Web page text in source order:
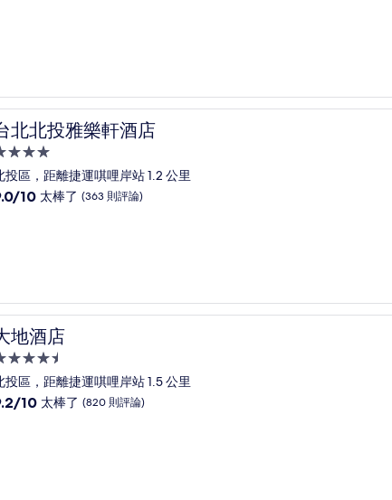
哦，
)
北北投雅樂軒酒店
北北投雅樂軒酒店
投區，距離捷運唭哩岸站 1.2 公里
了，
)
10 太棒了 (363 則評論)
地酒店
地酒店
投區，距離捷運唭哩岸站 1.5 公里
10 太棒了 (820 則評論)